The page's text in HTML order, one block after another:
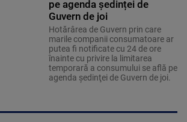
pe agenda ședinței de
Guvern de joi
Hotărârea de Guvern prin care
marile companii consumatoare ar
putea fi notificate cu 24 de ore
înainte cu privire la limitarea
temporară a consumului se află pe
agenda şedinţei de Guvern de joi.